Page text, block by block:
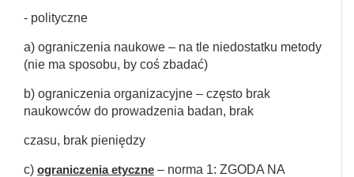
- polityczne
a) ograniczenia naukowe – na tle niedostatku metody
(nie ma sposobu, by coś zbadać)
b) ograniczenia organizacyjne – często brak
naukowców do prowadzenia badan, brak
czasu, brak pieniędzy
c) ograniczenia etyczne – norma 1: ZGODA NA